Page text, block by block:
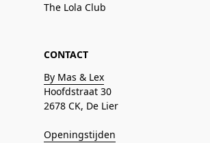
The Lola Club
CONTACT
By Mas & Lex
Hoofdstraat 30
2678 CK, De Lier
Openingstijden